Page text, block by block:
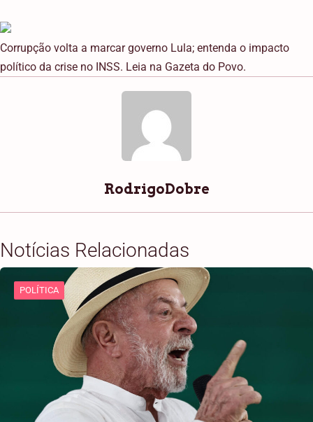
Corrupção volta a marcar governo Lula; entenda o impacto
político da crise no INSS. Leia na Gazeta do Povo.
RodrigoDobre
Notícias Relacionadas
POLÍTICA